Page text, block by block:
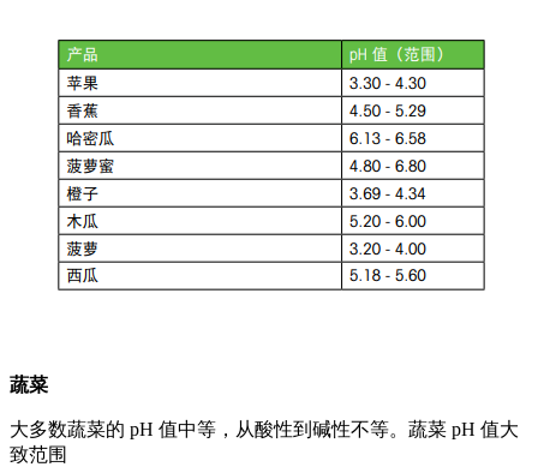
蔬菜
大多数蔬菜的 pH 值中等，从酸性到碱性不等。蔬菜 pH 值大
致范围